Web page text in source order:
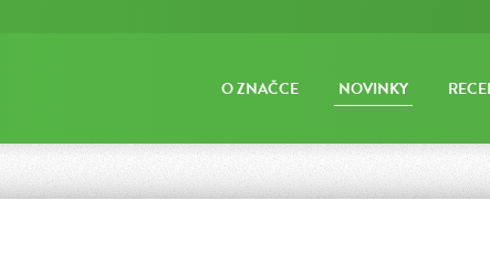
O ZNAČCE NOVINKY